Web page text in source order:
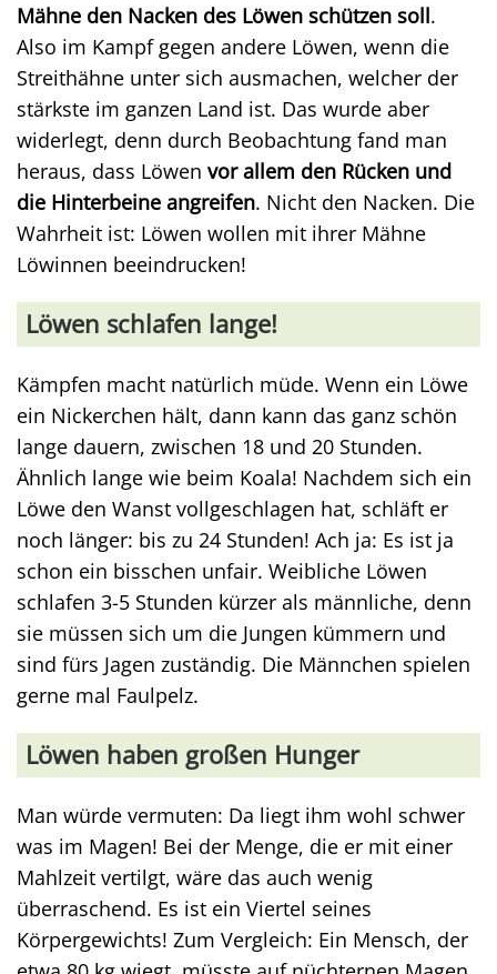
Mähne den Nacken des Löwen schützen soll.
Also im Kampf gegen andere Löwen, wenn die
Streithähne unter sich ausmachen, welcher der
stärkste im ganzen Land ist. Das wurde aber
widerlegt, denn durch Beobachtung fand man
heraus, dass Löwen vor allem den Rücken und
die Hinterbeine angreifen. Nicht den Nacken. Die
Wahrheit ist: Löwen wollen mit ihrer Mähne
Löwinnen beeindrucken!
Löwen schlafen lange!
Kämpfen macht natürlich müde. Wenn ein Löwe
ein Nickerchen hält, dann kann das ganz schön
lange dauern, zwischen 18 und 20 Stunden.
Ähnlich lange wie beim Koala! Nachdem sich ein
Löwe den Wanst vollgeschlagen hat, schläft er
noch länger: bis zu 24 Stunden! Ach ja: Es ist ja
schon ein bisschen unfair. Weibliche Löwen
schlafen 3-5 Stunden kürzer als männliche, denn
sie müssen sich um die Jungen kümmern und
sind fürs Jagen zuständig. Die Männchen spielen
gerne mal Faulpelz.
Löwen haben großen Hunger
Man würde vermuten: Da liegt ihm wohl schwer
was im Magen! Bei der Menge, die er mit einer
Mahlzeit vertilgt, wäre das auch wenig
überraschend. Es ist ein Viertel seines
Körpergewichts! Zum Vergleich: Ein Mensch, der